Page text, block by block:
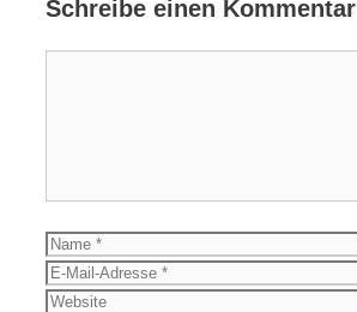
Schreibe einen Kommentar
Name